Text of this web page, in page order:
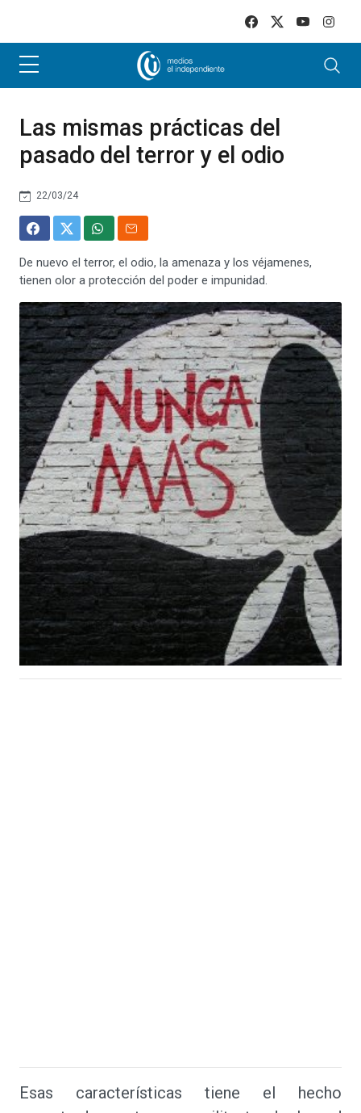
Las mismas prácticas del
pasado del terror y el odio
22/03/24
De nuevo el terror, el odio, la amenaza y los véjamenes,
tienen olor a protección del poder e impunidad.
Esas características tiene el hecho